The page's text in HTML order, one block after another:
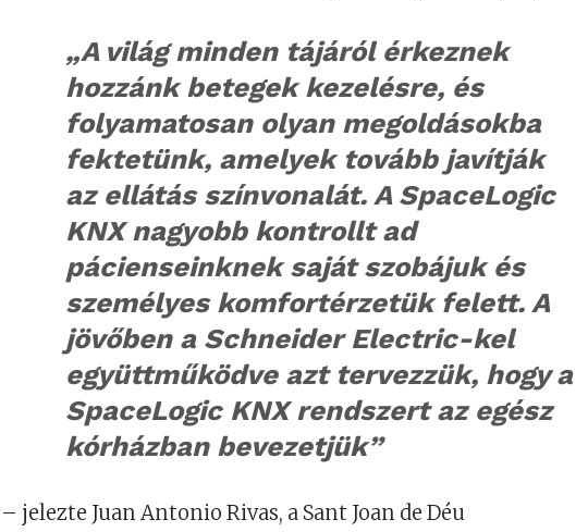
„A világ minden tájáról érkeznek
hozzánk betegek kezelésre, és
folyamatosan olyan megoldásokba
fektetünk, amelyek tovább javítják
az ellátás színvonalát. A SpaceLogic
KNX nagyobb kontrollt ad
pácienseinknek saját szobájuk és
személyes komfortérzetük felett. A
jövőben a Schneider Electric-kel
együttműködve azt tervezzük, hogy a
SpaceLogic KNX rendszert az egész
kórházban bevezetjük”
– jelezte Juan Antonio Rivas, a Sant Joan de Déu